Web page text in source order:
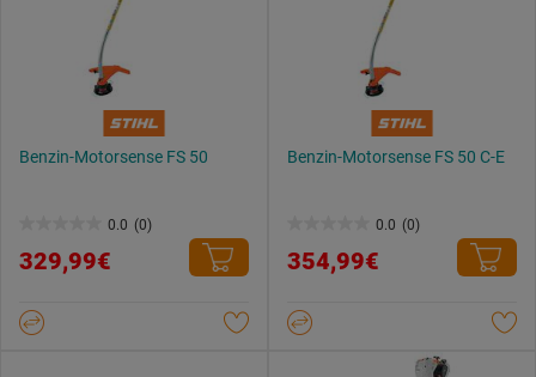
Benzin-Motorsense FS 50
0.0 (0)
von
Sternen.
329,99€
Benzin-Motorsense FS 50 C-E
0.0 (0)
von
Sternen.
354,99€